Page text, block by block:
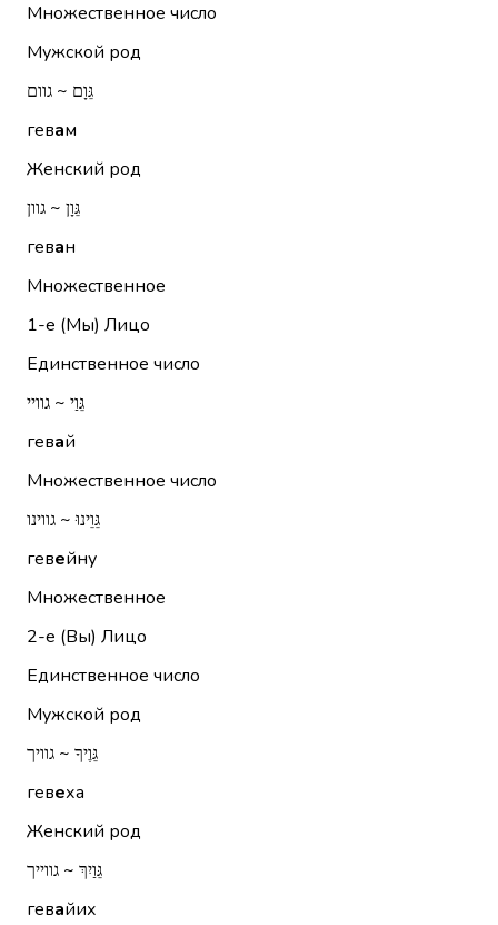
Множественное число
Мужской род
גֵּוָם ~ גוום
гевам
Женский род
גֵּוָן ~ גוון
геван
Множественное
1-е (Мы) Лицо
Единственное число
גֵּוַי ~ גוויי
гевай
Множественное число
גֵּוֵינוּ ~ גווינו
гевейну
Множественное
2-е (Вы) Лицо
Единственное число
Мужской род
גֵּוֶיךָ ~ גוויך
гевеха
Женский род
גֵּוַיִךְ ~ גווייך
гевайих